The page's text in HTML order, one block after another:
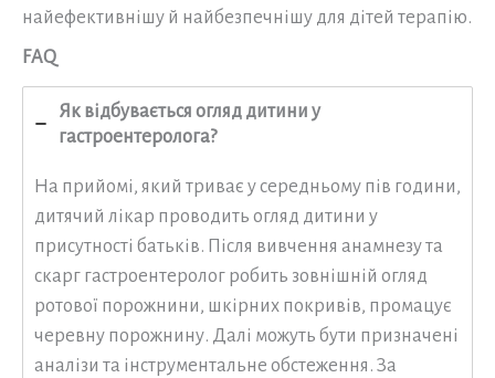
найефективнішу й найбезпечнішу для дітей терапію.
FAQ
Як відбувається огляд дитини у
гастроентеролога?
На прийомі, який триває у середньому пів години,
дитячий лікар проводить огляд дитини у
присутності батьків. Після вивчення анамнезу та
скарг гастроентеролог робить зовнішній огляд
ротової порожнини, шкірних покривів, промацує
черевну порожнину. Далі можуть бути призначені
аналізи та інструментальне обстеження. За